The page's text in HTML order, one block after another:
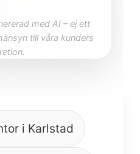
med AI – ej ett
till våra kunders
i Karlstad